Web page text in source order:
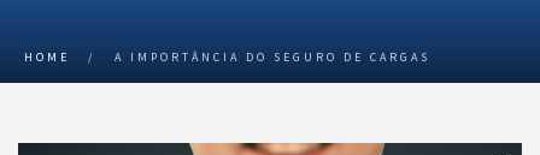
HOME / A IMPORTÂNCIA DO SEGURO DE CARGAS